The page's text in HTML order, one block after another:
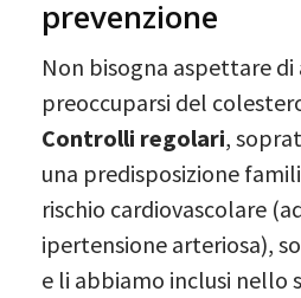
prevenzione
Non bisogna aspettare
preoccuparsi del
Controlli regolari,
una predisposizione
rischio cardiovascolare
ipertensione arteriosa),
e li abbiamo inclusi nello